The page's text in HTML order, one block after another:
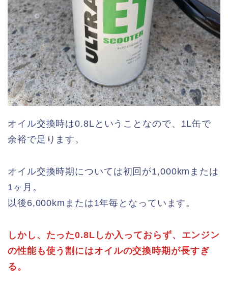
オイル交換時は0.8Lということなので、1L缶で
余裕で足ります。
オイル交換時期については初回が1,000kmまたは
1ヶ月。
以後6,000kmまたは1年毎となっています。
しかし、たった0.8Lしか入っておらず、エンジン
の性能も使う割にはオイルの交換時期が長すぎ
る。